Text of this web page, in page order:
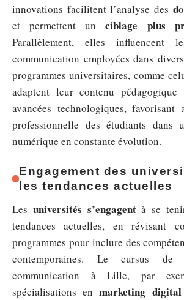
innovations facilitent l’analyse des
et permettent unciblage plus
Parallèlement, elles influencent
communication employées dans
programmes universitaires, comme
adaptent leur contenu
avancées technologiques, favorisant
professionnelle des étudiants dans
numérique en constante évolution.
Engagement des
les tendances actuelles
Les universités s’engagentà se
tendances actuelles, en révisant
programmes pour inclure des
contemporaines. Le cursus
communication à Lille, par
spécialisations enmarketing digital